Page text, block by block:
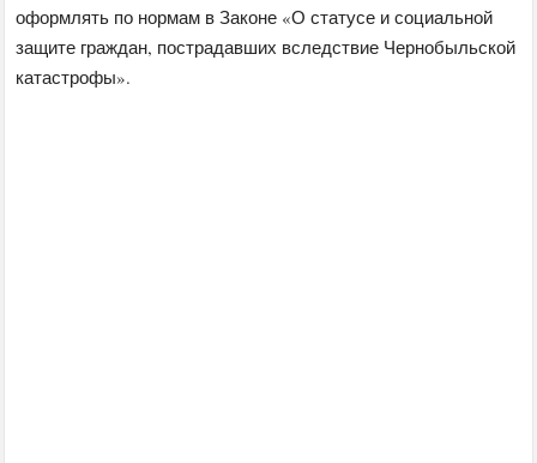
оформлять по нормам в Законе «О статусе и социальной
защите граждан, пострадавших вследствие Чернобыльской
катастрофы».